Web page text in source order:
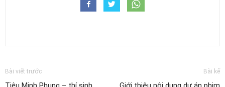
Bài viết trước Bài kế